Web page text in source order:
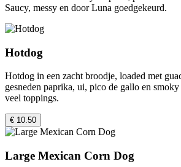
Saucy, messy en door Luna goedgekeurd.
Hotdog
Hotdog in een zacht broodje, loaded met
gesneden paprika, ui, pico de gallo en
veel toppings.
€ 10.50
Large Mexican Corn Dog